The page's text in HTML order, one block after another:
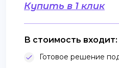
Купить в 1 клик
В стоимость входит:
Готовое решение